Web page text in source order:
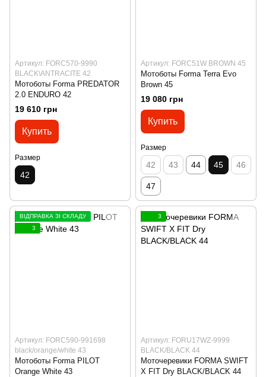
Артикул: FORC570-9990
BLACK\ANTRACITE 42
Мотоботы Forma PREDATOR
2.0 ENDURO 42
19 610 грн
Купить
Размер
42
Артикул: FORC51W BROWN 45
Мотоботы Forma Terra Evo
Brown 45
19 080 грн
Купить
Размер
42 43 44 45 46
47
ВІДПРАВКА ЗІ СКЛАДУ
3
Артикул: FORC590-991698
black/orange/white 43
Мотоботы Forma PILOT
Orange White 43
3
Артикул: FORU17WZ-9999
BLACK/BLACK 44
Моточеревики FORMA SWIFT
X FIT Dry BLACK/BLACK 44